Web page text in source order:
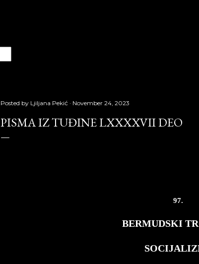
Posted by Ljiljana Pekić November 24, 2023
PISMA IZ TUĐINE LXXXXVII DEO
97.
BERMUDSKI